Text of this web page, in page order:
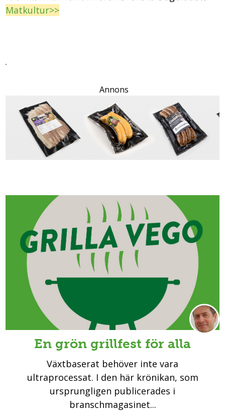
Matkultur>>
Annons
En grön grillfest för alla
Växtbaserat behöver inte vara
ultraprocessat. I den här krönikan, som
ursprungligen publicerades i
branschmagasinet...